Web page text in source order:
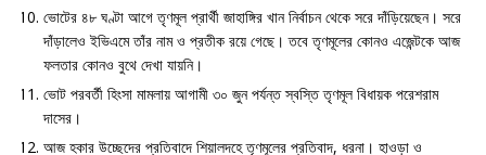
ভোটের ৪৮ ঘণ্টা আগে তৃণমূল প্রার্থী জাহাঙ্গির খান নির্বাচন থেকে সরে দাঁড়িয়েছেন। সরে
দাঁড়ালেও ইভিএমে তাঁর নাম ও প্রতীক রয়ে গেছে। তবে তৃণমূলের কোনও এজেন্টকে আজ
ফলতার কোনও বুথে দেখা যায়নি।
ভোট পরবর্তী হিংসা মামলায় আগামী ৩০ জুন পর্যন্ত স্বস্তি তৃণমূল বিধায়ক পরেশরাম
দাসের।
আজ হকার উচ্ছেদের প্রতিবাদে শিয়ালদহে তৃণমূলের প্রতিবাদ, ধরনা। হাওড়া ও